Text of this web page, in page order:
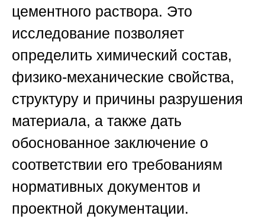
цементного раствора. Это
исследование позволяет
определить химический состав,
физико-механические свойства,
структуру и причины разрушения
материала, а также дать
обоснованное заключение о
соответствии его требованиям
нормативных документов и
проектной документации.